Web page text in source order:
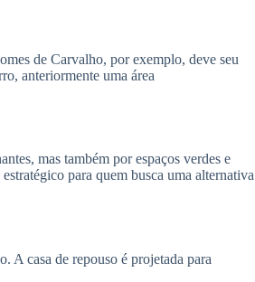
de Carvalho, por exemplo, deve seu
anteriormente uma área
mas também por espaços verdes e
para quem busca uma alternativa
A casa de repouso é projetada para